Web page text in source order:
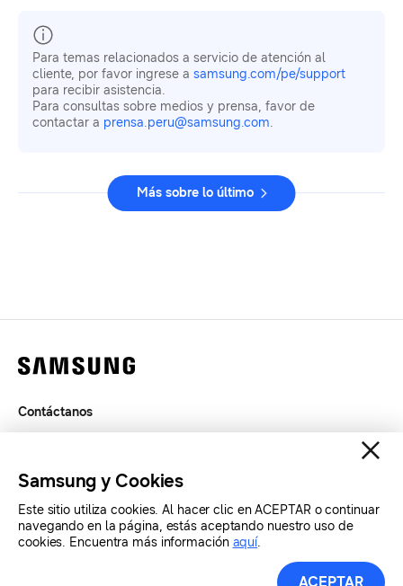
Para temas relacionados a servicio de atención al
cliente, por favor ingrese a samsung.com/pe/support
para recibir asistencia.
Para consultas sobre medios y prensa, favor de
contactar a prensa.peru@samsung.com.
Más sobre lo último
Contáctanos
SAMSUNG.COM
Copyright© SAMSUNG Todos los derechos reservados.
Samsung y Cookies
Este sitio utiliza cookies. Al hacer clic en ACEPTAR o continuar
navegando en la página, estás aceptando nuestro uso de
cookies. Encuentra más información aquí.
ACEPTAR